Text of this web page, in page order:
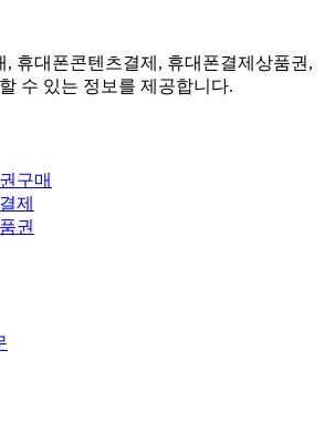
, 휴대폰콘텐츠결제, 휴대폰결제상품권,
수 있는 정보를 제공합니다.
구매
제
권